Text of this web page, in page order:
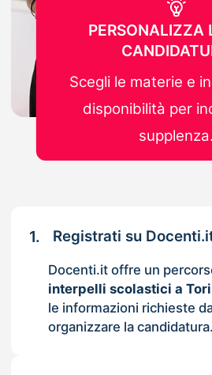
1. Registrati su
Docenti.it offre un
interpelli scolastici a
le informazioni richieste
organizzare la candidatura.
PERSONALIZZA
Scegli le materie e
disponibilità per
supplenza.